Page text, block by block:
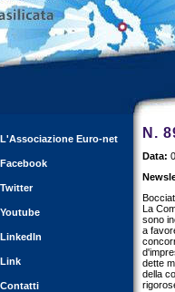
L'Associazione Euro-net
Facebook
Twitter
Youtube
LinkedIn
Link
Contatti
N.
Data:
La
sono
a
dette
della